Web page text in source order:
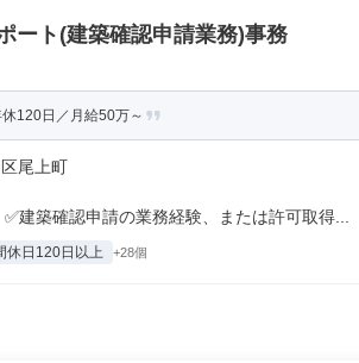
ート(建築確認申請業務)事務
120日／月給50万～
尾上町
建築確認申請の業務経験、または許可取得...
休日120日以上 +28個